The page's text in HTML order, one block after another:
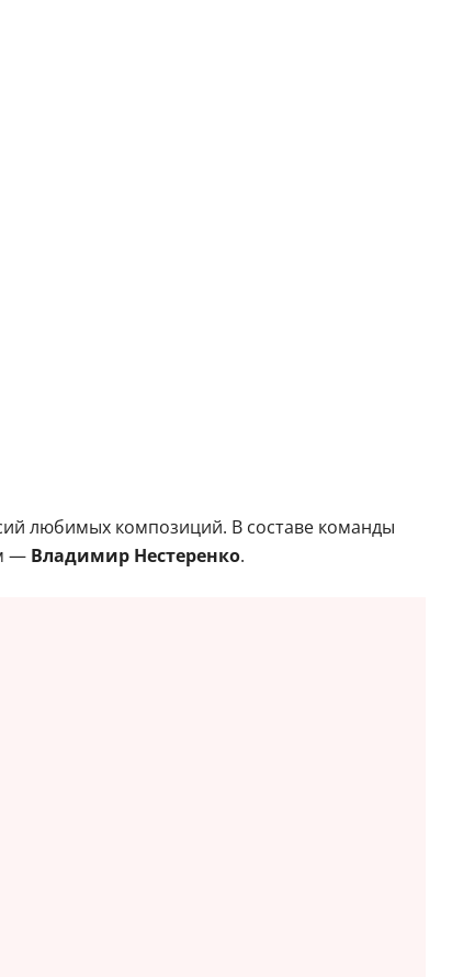
любимых композиций. В составе команды
— Владимир Нестеренко.